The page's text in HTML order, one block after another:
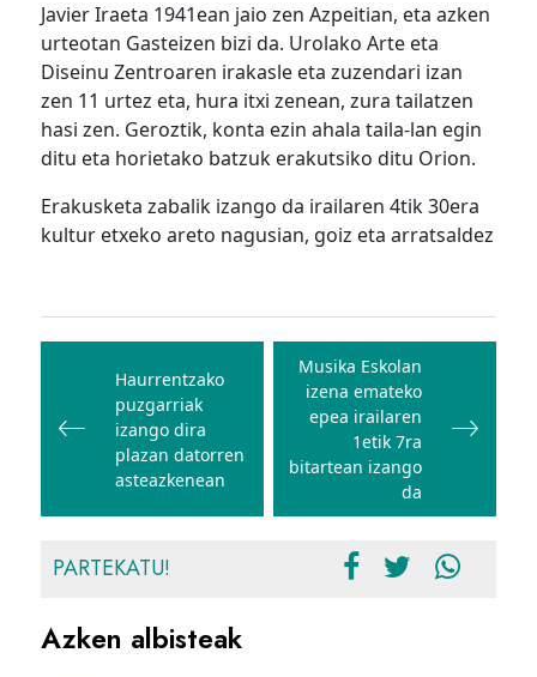
Javier Iraeta 1941ean jaio zen Azpeitian, eta azken
urteotan Gasteizen bizi da. Urolako Arte eta
Diseinu Zentroaren irakasle eta zuzendari izan
zen 11 urtez eta, hura itxi zenean, zura tailatzen
hasi zen. Geroztik, konta ezin ahala taila-lan egin
ditu eta horietako batzuk erakutsiko ditu Orion.
Erakusketa zabalik izango da irailaren 4tik 30era
kultur etxeko areto nagusian, goiz eta arratsaldez
Bidalketetan
zehar
nabigatu
Haurrentzako
puzgarriak
izango dira
plazan datorren
asteazkenean
Musika Eskolan
izena emateko
epea irailaren
1etik 7ra
bitartean izango
da
PARTEKATU!
Azken albisteak